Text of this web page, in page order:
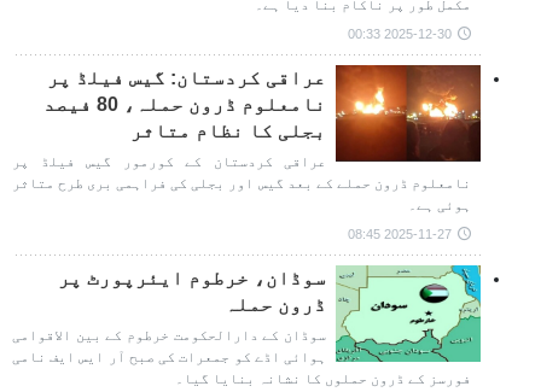
مکمل طور پر ناکام بنا دیا ہے۔
2025-12-30 00:33
عراقی کردستان: گیس فیلڈ پر
نامعلوم ڈرون حملہ، 80 فیصد
بجلی کا نظام متاثر
عراقی کردستان کے کورمور گیس فیلڈ پر
نامعلوم ڈرون حملے کے بعد گیس اور بجلی کی فراہمی بری طرح متاثر
ہوئی ہے۔
2025-11-27 08:45
سوڈان، خرطوم ایئرپورٹ پر
ڈرون حملہ
سوڈان کے دارالحکومت خرطوم کے بین الاقوامی
ہوائی اڈے کو جمعرات کی صبح آر ایس ایف نامی
فورسز کے ڈرون حملوں کا نشانہ بنایا گیا۔